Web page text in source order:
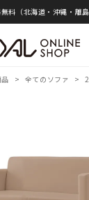
料（北海道・沖縄・離島
> 全てのソファ >